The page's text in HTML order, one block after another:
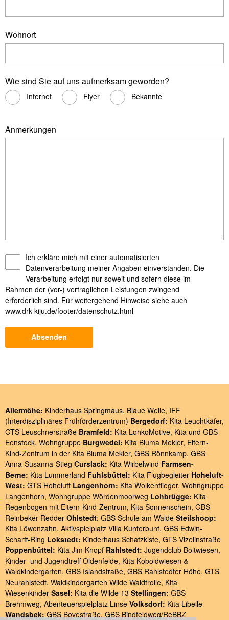
Wohnort
Wie sind Sie auf uns aufmerksam geworden?
Internet Flyer Bekannte
Anmerkungen
Ich erkläre mich mit einer automatisierten
Datenverarbeitung meiner Angaben einverstanden. Die
Verarbeitung erfolgt nur soweit und sofern diese im
Rahmen der (vor-) vertraglichen Leistungen zwingend
erforderlich sind. Für weitergehend Hinweise siehe auch
www.drk-kiju.de/footer/datenschutz.html
Allermöhe: Kinderhaus Springmaus, Blaue Welle, IFF
(Interdisziplinäres Frühförderzentrum) Bergedorf: Kita Leuchtkäfer,
GTS Leuschnerstraße Bramfeld: Kita LohkoMotive, Kita und GBS
Eenstock, Wohngruppe Burgwedel: Kita Bluma Mekler, Eltern-
Kind-Zentrum in der Kita Bluma Mekler, GBS Rönnkamp, GBS
Anna-Susanna-Stieg Curslack: Kita Wirbelwind Farmsen-
Berne: Kita Lummerland Fuhlsbüttel: Kita Flugbegleiter Hoheluft-
West: GTS Hoheluft Langenhorn: Kita Wolkenflieger, Wohngruppe
Langenhorn, Wohngruppe Wördenmoorweg Lohbrügge: Kita
Regenbogen mit Eltern-Kind-Zentrum, Kita Sonnenschein, GBS
Reinbeker Redder Ohlstedt: GBS Schule am Walde Steilshoop:
Kita Löwenzahn, Aktivspielplatz Villa Kunterbunt, GBS Edwin-
Scharff-Ring Lokstedt: Kinderhaus Schatzkiste, GTS Vizelinstraße
Poppenbüttel: Kita Jim Knopf Rahlstedt: Jugendclub Boltwiesen,
Kinder- und Jugendtreff Oldenfelde, Kita Koboldwiesen &
Waldkindergarten, GBS Islandstraße, GBS Rahlstedter Höhe, GTS
Neurahlstedt, Waldkindergarten Wilde Waldtrolle, Kita
Wiesenkinder Sasel: Kita die Wilde 13 Stellingen: GBS
Brehmweg, Abenteuerspielplatz Linse Volksdorf: Kita Libelle
Wandsbek: GBS Bovestraße, GBS Bindfeldweg/ReBBZ